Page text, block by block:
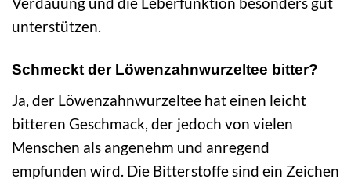
unterstützen.
Schmeckt der Löwenzahnwurzeltee bitter?
Ja, der Löwenzahnwurzeltee hat einen leicht
bitteren Geschmack, der jedoch von vielen
Menschen als angenehm und anregend
empfunden wird. Die Bitterstoffe sind ein Zeichen